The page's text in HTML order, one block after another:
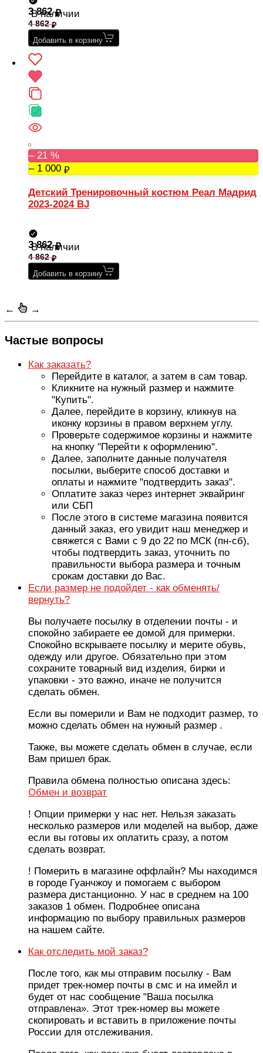
В наличии
3 862
4 862
Добавить в корзину
– 21 %
– 1 000
Детский Тренировочный костюм Реал Мадрид
2023-2024 BJ
В наличии
3 862
4 862
Добавить в корзину
← →
Частые вопросы
Как заказать?
Перейдите в каталог, а затем в сам товар.
Кликните на нужный размер и нажмите
"Купить".
Далее, перейдите в корзину, кликнув на
иконку корзины в правом верхнем углу.
Проверьте содержимое корзины и нажмите
на кнопку "Перейти к оформлению".
Далее, заполните данные получателя
посылки, выберите способ доставки и
оплаты и нажмите "подтвердить заказ".
Оплатите заказ через интернет эквайринг
или СБП
После этого в системе магазина появится
данный заказ, его увидит наш менеджер и
свяжется с Вами с 9 до 22 по МСК (пн-сб),
чтобы подтвердить заказ, уточнить по
правильности выбора размера и точным
срокам доставки до Вас.
Если размер не подойдет - как обменять/
вернуть?
Вы получаете посылку в отделении почты - и
спокойно забираете ее домой для примерки.
Спокойно вскрываете посылку и мерите обувь,
одежду или другое. Обязательно при этом
сохраните товарный вид изделия, бирки и
упаковки - это важно, иначе не получится
сделать обмен.
Если вы померили и Вам не подходит размер, то
можно сделать обмен на нужный размер .
Также, вы можете сделать обмен в случае, если
Вам пришел брак.
Правила обмена полностью описана здесь:
Обмен и возврат
! Опции примерки у нас нет. Нельзя заказать
несколько размеров или моделей на выбор, даже
если вы готовы их оплатить сразу, а потом
сделать возврат.
! Померить в магазине оффлайн? Мы находимся
в городе Гуанчжоу и помогаем с выбором
размера дистанционно. У нас в среднем на 100
заказов 1 обмен. Подробнее описана
информацию по выбору правильных размеров
на нашем сайте.
Как отследить мой заказ?
После того, как мы отправим посылку - Вам
придет трек-номер почты в смс и на имейл и
будет от нас сообщение "Ваша посылка
отправлена». Этот трек-номер вы можете
скопировать и вставить в приложение почты
России для отслеживания.